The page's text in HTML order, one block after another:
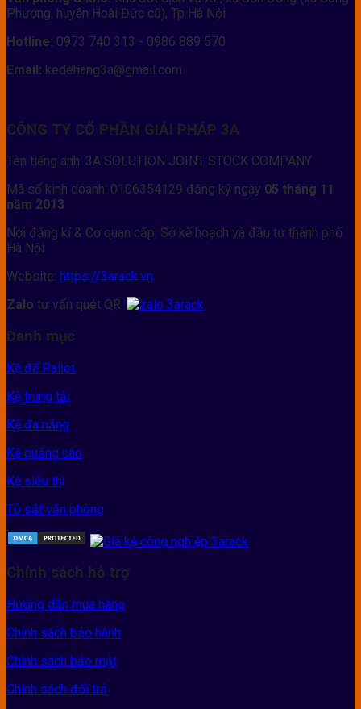
Phương, huyện Hoài Đức cũ), Tp Hà Nội
Hotline: 0973 740 313 - 0986 889 570
Email: kedehang3a@gmail.com
CÔNG TY CỔ PHẦN GIẢI PHÁP 3A
Tên tiếng anh: 3A SOLUTION JOINT STOCK COMPANY
Mã số kinh doanh: 0106354129 đăng ký ngày 05 tháng 11
năm 2013
Nơi đăng kí & Cơ quan cấp: Sở kế hoạch và đầu tư thành phố
Hà Nội
Website: https://3arack.vn
Zalo tư vấn quét QR:
Danh mục
Kệ để Pallet
Kệ trung tải
Kệ đa năng
Kệ quảng cáo
Kệ siêu thị
Tủ sắt văn phòng
Chính sách hỗ trợ
Hướng dẫn mua hàng
Chính sách bảo hành
Chính sách bảo mật
Chính sách đổi trả